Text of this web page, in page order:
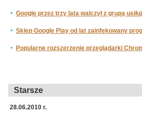
Google przez trzy lata walczył z grupą
Sklep Google Play od lat zainfekowany
Popularne rozszerzenie przeglądarki
Starsze
28.06.2010 r.